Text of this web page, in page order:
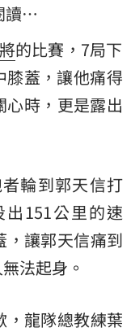
讀…
的比賽，7局下
膝蓋，讓他痛得
心時，更是露出
輪到郭天信打
151公里的速
，讓郭天信痛到
法起身。
，龍隊總教練葉